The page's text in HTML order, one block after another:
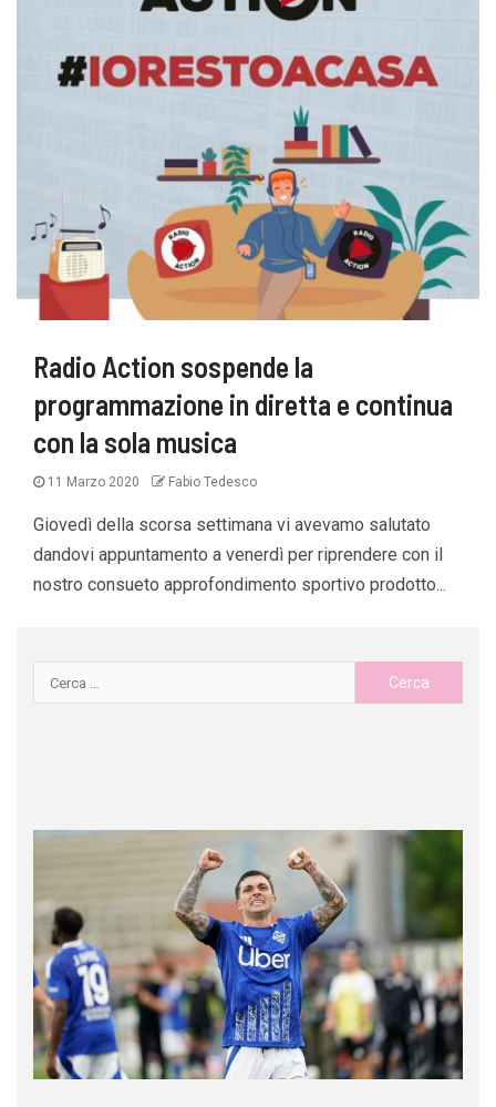
Radio Action sospende la
programmazione in diretta e continua
con la sola musica
11 Marzo 2020 Fabio Tedesco
Giovedì della scorsa settimana vi avevamo salutato
dandovi appuntamento a venerdì per riprendere con il
nostro consueto approfondimento sportivo prodotto...